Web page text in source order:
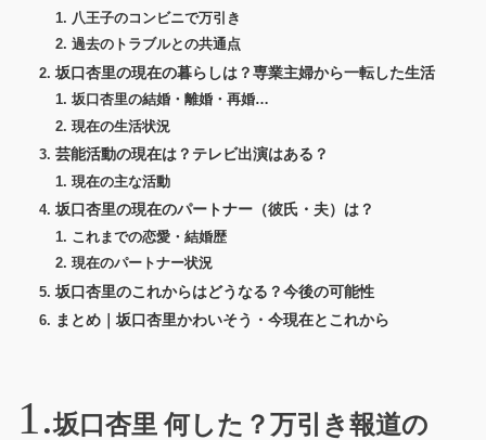
八王子のコンビニで万引き
過去のトラブルとの共通点
坂口杏里の現在の暮らしは？専業主婦から一転した生活
坂口杏里の結婚・離婚・再婚…
現在の生活状況
芸能活動の現在は？テレビ出演はある？
現在の主な活動
坂口杏里の現在のパートナー（彼氏・夫）は？
これまでの恋愛・結婚歴
現在のパートナー状況
坂口杏里のこれからはどうなる？今後の可能性
まとめ｜坂口杏里かわいそう・今現在とこれから
坂口杏里 何した？万引き報道の